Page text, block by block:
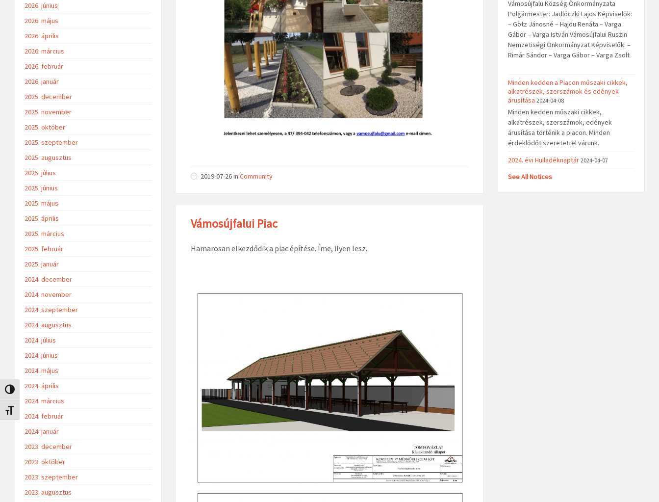
Nagy kontraszt váltása
Betűméret váltása
2019-07-26in Community
Vámosújfalui Piac
Hamarosan elkezdődik a piac építése. Íme, ilyen lesz.
2026. június
2026. május
2026. április
2026. március
2026. február
2026. január
2025. december
2025. november
2025. október
2025. szeptember
2025. augusztus
2025. július
2025. június
2025. május
2025. április
2025. március
2025. február
2025. január
2024. december
2024. november
2024. szeptember
2024. augusztus
2024. július
2024. június
2024. május
2024. április
2024. március
2024. február
2024. január
2023. december
2023. október
2023. szeptember
2023. augusztus
Vámosújfalu Község Önkormányzata
Polgármester: Jadlóczki Lajos Képviselők:
– Götz Jánosné – Hajdu Renáta – Varga
Gábor – Varga István Vámosújfalui Ruszin
Nemzetiségi Önkormányzat Képviselők: –
Rimár Sándor – Varga Gábor – Varga Zsolt
Minden kedden a Piacon műszaki cikkek,
alkatrészek, szerszámok és edények
árusítása 2024-04-08
Minden kedden műszaki cikkek,
alkatrészek, szerszámok, edények
árusítása történik a piacon. Minden
érdeklődőt szeretettel várunk.
2024. évi Hulladéknaptár 2024-04-07
See All Notices